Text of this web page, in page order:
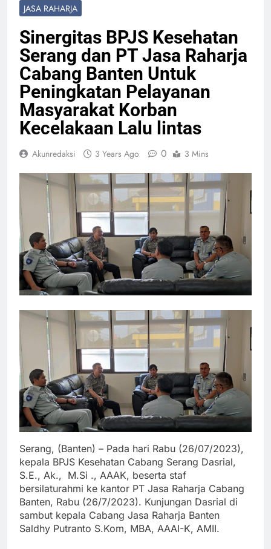
JASA RAHARJA
Sinergitas BPJS Kesehatan
Serang dan PT Jasa Raharja
Cabang Banten Untuk
Peningkatan Pelayanan
Masyarakat Korban
Kecelakaan Lalu lintas
Akunredaksi 3 Years Ago 0 3 Mins
Serang, (Banten) – Pada hari Rabu (26/07/2023),
kepala BPJS Kesehatan Cabang Serang Dasrial,
S.E., Ak., M.Si ., AAAK, beserta staf
bersilaturahmi ke kantor PT Jasa Raharja Cabang
Banten, Rabu (26/7/2023). Kunjungan Dasrial di
sambut kepala Cabang Jasa Raharja Banten
Saldhy Putranto S.Kom, MBA, AAAI-K, AMII.